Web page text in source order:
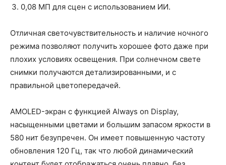
0,08 МП для сцен с использованием ИИ.
Отличная светочувствительность и наличие ночного
режима позволяют получить хорошее фото даже при
плохих условиях освещения. При солнечном свете
снимки получаются детализированными, и с
правильной цветопередачей.
AMOLED-экран с функцией Always on Display,
насыщенными цветами и большим запасом яркости в
580 нит безупречен. Он имеет повышенную частоту
обновления 120 Гц, так что любой динамический